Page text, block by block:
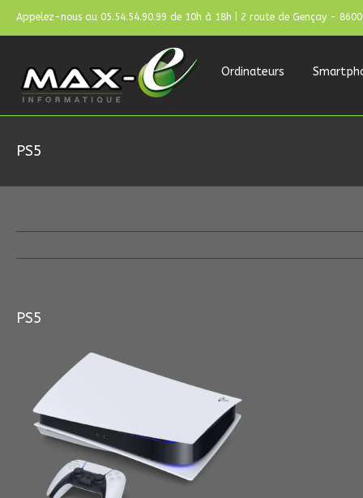
Appelez-nous au 05.54.54.90.99 de 10h à 18h | 2 route de Gençay -
Ordinateurs
PS5
PS5